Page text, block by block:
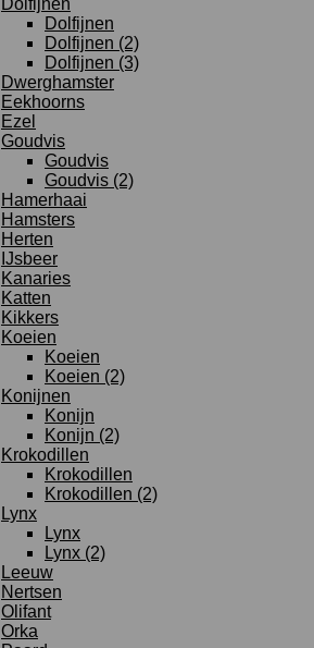
Dolfijnen
Dolfijnen
Dolfijnen (2)
Dolfijnen (3)
Dwerghamster
Eekhoorns
Ezel
Goudvis
Goudvis
Goudvis (2)
Hamerhaai
Hamsters
Herten
IJsbeer
Kanaries
Katten
Kikkers
Koeien
Koeien
Koeien (2)
Konijnen
Konijn
Konijn (2)
Krokodillen
Krokodillen
Krokodillen (2)
Lynx
Lynx
Lynx (2)
Leeuw
Nertsen
Olifant
Orka